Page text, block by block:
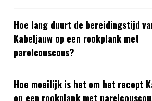
Hoe lang duurt de bereidingstijd
Kabeljauw op een rookplank met
parelcouscous?
Hoe moeilijk is het om het recept
op een rookplank met